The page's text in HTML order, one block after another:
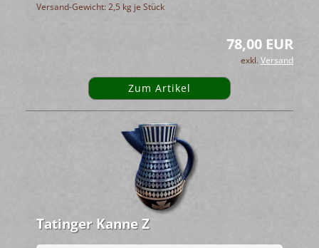
Versand-Gewicht:2,5 kg je Stück
78,00 EUR
exkl.Versand
Zum Artikel
Tatinger Kanne Z